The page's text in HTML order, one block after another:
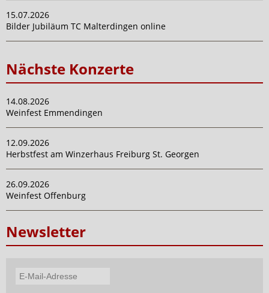
15.07.2026
Bilder Jubiläum TC Malterdingen online
Nächste Konzerte
14.08.2026
Weinfest Emmendingen
12.09.2026
Herbstfest am Winzerhaus Freiburg St. Georgen
26.09.2026
Weinfest Offenburg
Newsletter